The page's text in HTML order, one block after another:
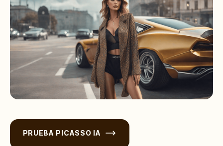
PRUEBA PICASSO IA